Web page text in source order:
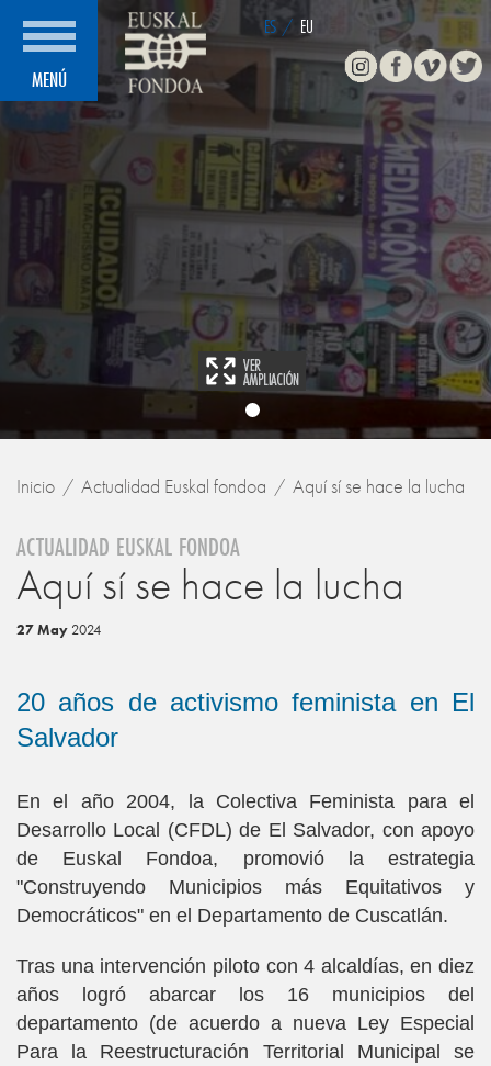
MENÚ
ES / EU
Instagram
Facebook
Vimeo
Inicio Actualidad Euskal fondoa Aquí sí se hace la lucha
ACTUALIDAD EUSKAL FONDOA
Aquí sí se hace la lucha
27 May 2024
20 años de activismo feminista en El
Salvador
En el año 2004, la Colectiva Feminista para el
Desarrollo Local (CFDL) de El Salvador, con apoyo
de Euskal Fondoa, promovió la estrategia
"Construyendo Municipios más Equitativos y
Democráticos" en el Departamento de Cuscatlán.
Tras una intervención piloto con 4 alcaldías, en diez
años logró abarcar los 16 municipios del
departamento (de acuerdo a nueva Ley Especial
Para la Reestructuración Territorial Municipal se